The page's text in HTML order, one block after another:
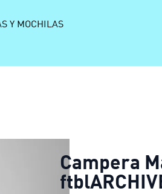
Y MOCHILAS
Campera